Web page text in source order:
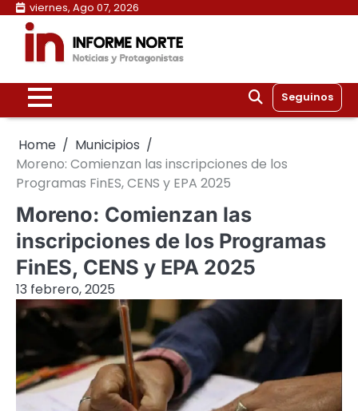
Skip
content
viernes, Ago 07, 2026
Seguinos
Home
Municipios
Moreno: Comienzan las inscripciones de los
Programas FinES, CENS y EPA 2025
Moreno: Comienzan las
inscripciones de los Programas
FinES, CENS y EPA 2025
13 febrero, 2025